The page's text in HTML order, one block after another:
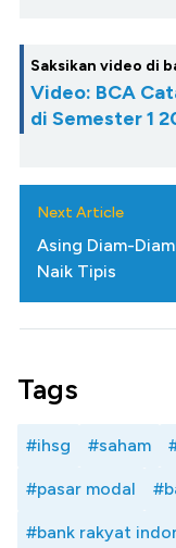
Saksikan video di
Video: BCA
di Semester 1
Next Article
Asing Diam-
Naik Tipis
Tags
#ihsg #saham
#pasar modal
#bank rakyat